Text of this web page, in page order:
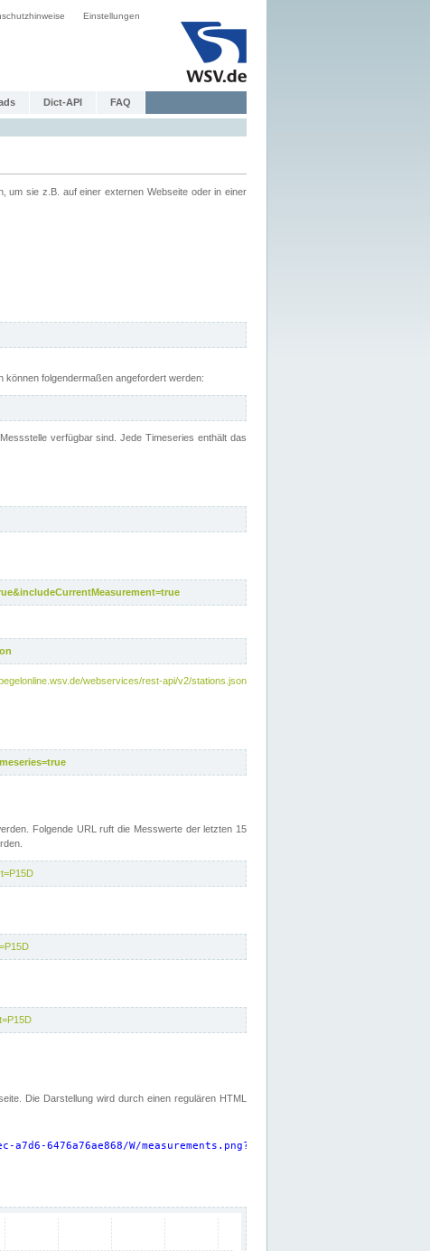
Einstellungen
Dict-API FAQ
um sie z.B. auf einer externen Webseite oder in einer
können folgendermaßen angefordert werden:
verfügbar sind. Jede Timeseries enthält das
webservices/rest-api/v2/stations.json
Folgende URL ruft die Messwerte der letzten 15
Die Darstellung wird durch einen regulären HTML
6476a76ae868/W/